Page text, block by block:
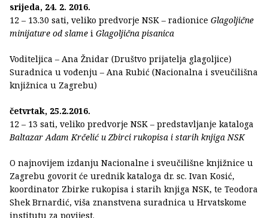
srijeda, 24. 2. 2016.
12 – 13.30 sati, veliko predvorje NSK – radionice Glagoljične
minijature od slame i Glagoljična pisanica
Voditeljica – Ana Žnidar (Društvo prijatelja glagoljice)
Suradnica u vođenju – Ana Rubić (Nacionalna i sveučilišna
knjižnica u Zagrebu)
četvrtak, 25.2.2016.
12 – 13 sati, veliko predvorje NSK – predstavljanje kataloga
Baltazar Adam Krčelić u Zbirci rukopisa i starih knjiga NSK
O najnovijem izdanju Nacionalne i sveučilišne knjižnice u
Zagrebu govorit će urednik kataloga dr. sc. Ivan Kosić,
koordinator Zbirke rukopisa i starih knjiga NSK, te Teodora
Shek Brnardić, viša znanstvena suradnica u Hrvatskome
institutu za povijest.